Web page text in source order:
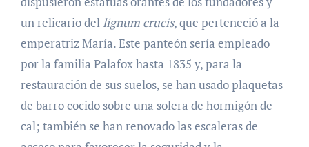
un relicario del lignum crucis, que perteneció a la
emperatriz María. Este panteón sería empleado
por la familia Palafox hasta 1835 y, para la
restauración de sus suelos, se han usado plaquetas
de barro cocido sobre una solera de hormigón de
cal; también se han renovado las escaleras de